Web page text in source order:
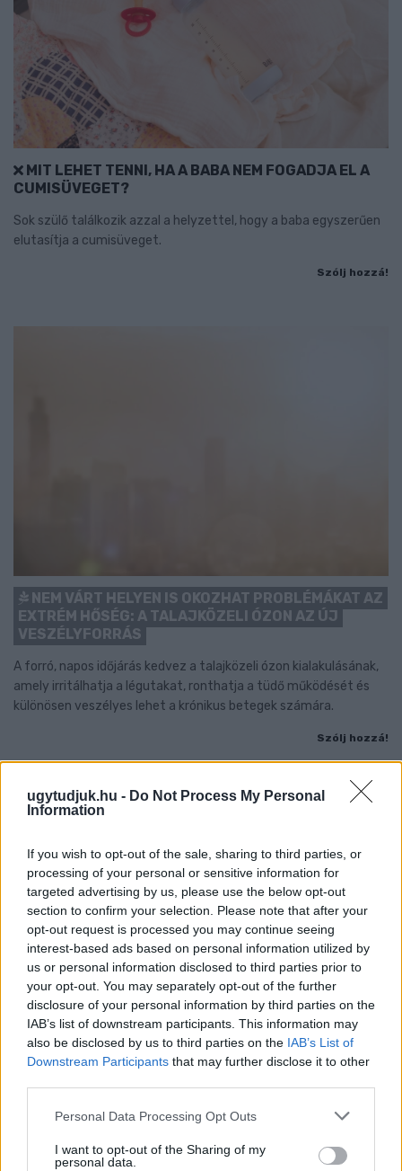
ugytudjuk.hu - Do Not Process My Personal
Information
If you wish to opt-out of the sale, sharing to third parties, or
processing of your personal or sensitive information for
targeted advertising by us, please use the below opt-out
section to confirm your selection. Please note that after your
opt-out request is processed you may continue seeing
interest-based ads based on personal information utilized by
us or personal information disclosed to third parties prior to
your opt-out. You may separately opt-out of the further
disclosure of your personal information by third parties on the
IAB’s list of downstream participants. This information may
also be disclosed by us to third parties on the IAB’s List of
Downstream Participants that may further disclose it to other
Please note that this website/app uses one or more Google
not limited to your visit or usage behaviour. You may click to
Personal Data Processing Opt Outs
I want to opt-out of the Sharing of my
personal data.
MIT LEHET TENNI, HA A BABA NEM FOGADJA EL A
CUMISÜVEGET?
Sok szülő találkozik azzal a helyzettel, hogy a baba egyszerűen
elutasítja a cumisüveget.
Szólj hozzá!
NEM VÁRT HELYEN IS OKOZHAT PROBLÉMÁKAT AZ
EXTRÉM HŐSÉG: A TALAJKÖZELI ÓZON AZ ÚJ
VESZÉLYFORRÁS
A forró, napos időjárás kedvez a talajközeli ózon kialakulásának,
amely irritálhatja a légutakat, ronthatja a tüdő működését és
különösen veszélyes lehet a krónikus betegek számára.
Szólj hozzá!
CSILLAGOK, HULLÓCSILLAGOK ÉS
megfigyelések, zenés installációk és lézeres csillagtúrák mellett